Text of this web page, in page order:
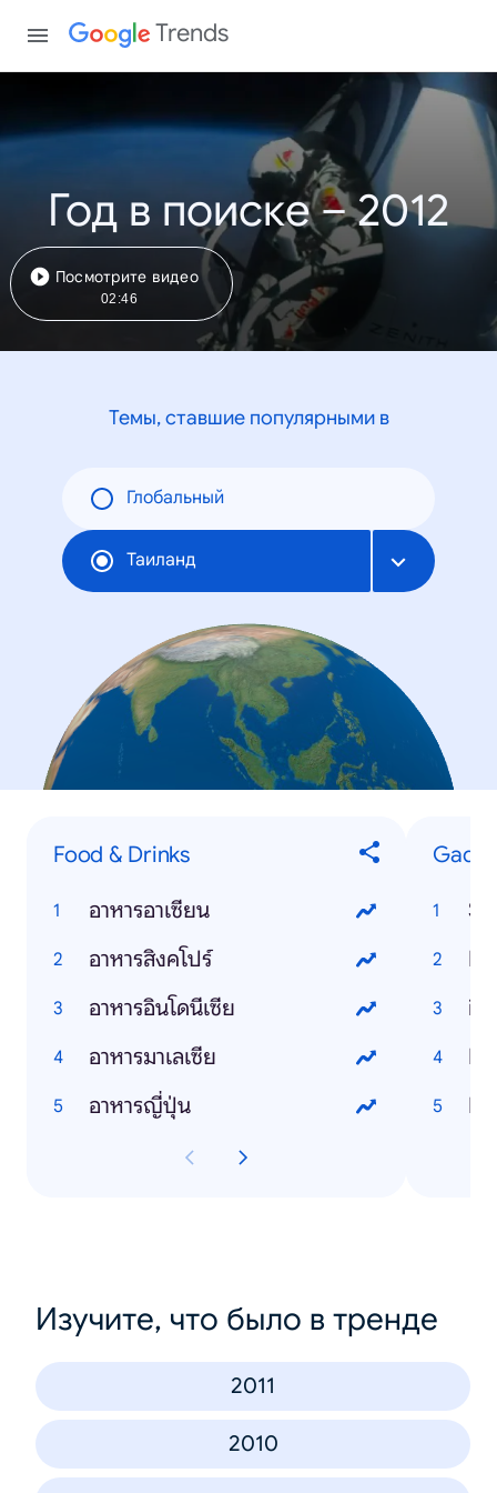
Trends
Год в поиске – 2012
Посмотрите видео
02:46
Темы, ставшие популярными в
Глобальный
Таиланд
Food & Drinks
อาหารอาเซียน
อาหารสิงคโปร์
อาหารอินโดนีเซีย
อาหารมาเลเซีย
อาหารญี่ปุ่น
Изучите, что было в тренде
2011
2010